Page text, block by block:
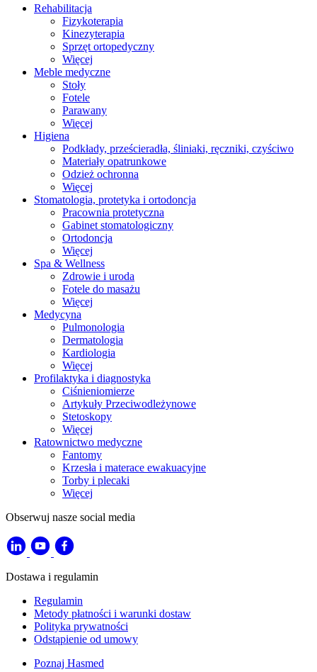
Rehabilitacja
Fizykoterapia
Kinezyterapia
Sprzęt ortopedyczny
Więcej
Meble medyczne
Stoły
Fotele
Parawany
Więcej
Higiena
Podkłady, prześcieradła, śliniaki, ręczniki, czyściwo
Materiały opatrunkowe
Odzież ochronna
Więcej
Stomatologia, protetyka i ortodoncja
Pracownia protetyczna
Gabinet stomatologiczny
Ortodoncja
Więcej
Spa & Wellness
Zdrowie i uroda
Fotele do masażu
Więcej
Medycyna
Pulmonologia
Dermatologia
Kardiologia
Więcej
Profilaktyka i diagnostyka
Ciśnieniomierze
Artykuły Przeciwodleżynowe
Stetoskopy
Więcej
Ratownictwo medyczne
Fantomy
Krzesła i materace ewakuacyjne
Torby i plecaki
Więcej
Obserwuj nasze social media
Dostawa i regulamin
Regulamin
Metody płatności i warunki dostaw
Polityka prywatności
Odstąpienie od umowy
Poznaj Hasmed